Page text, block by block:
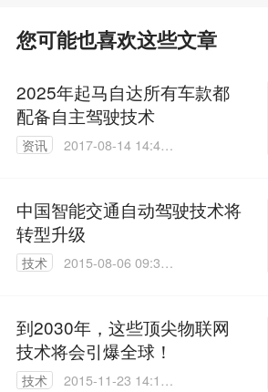
您可能也喜欢这些文章
2025年起马自达所有车款都
配备自主驾驶技术
资讯
2017-08-14 14:43:
中国智能交通自动驾驶技术将
转型升级
技术
2015-08-06 09:32:
到2030年，这些顶尖物联网
技术将会引爆全球！
技术
2015-11-23 14:19: